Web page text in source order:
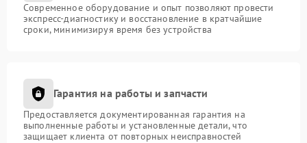
Современное оборудование и опыт позволяют провести
экспресс-диагностику и восстановление в кратчайшие
сроки, минимизируя время без устройства
Гарантия на работы и запчасти
Предоставляется документированная гарантия на
выполненные работы и установленные детали, что
защищает клиента от повторных неисправностей